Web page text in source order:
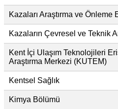
Kazaları Araştırma ve Önleme
Kazaların Çevresel ve Teknik
Kent İçi Ulaşım Teknolojileri
Araştırma Merkezi (KUTEM)
Kentsel Sağlık
Kimya Bölümü